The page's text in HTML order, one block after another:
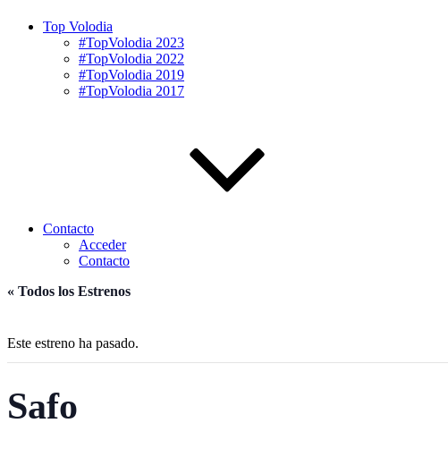
Top Volodia
#TopVolodia 2023
#TopVolodia 2022
#TopVolodia 2019
#TopVolodia 2017
Contacto
Acceder
Contacto
« Todos los Estrenos
Este estreno ha pasado.
Safo